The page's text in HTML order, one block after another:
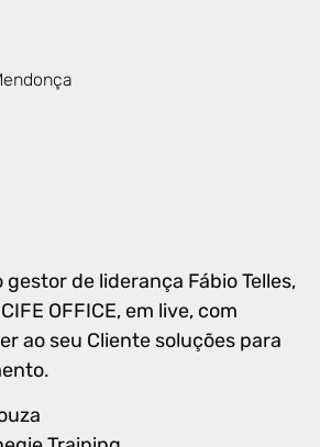
de liderança Fábio Telles,
OFFICE, em live, com
ao seu Cliente soluções para